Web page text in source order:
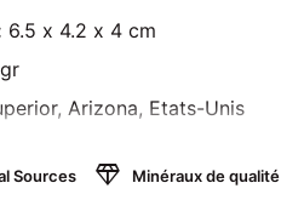
6.5 x 4.2 x 4 cm
Arizona, Etats-Unis
Sources diamond Minéraux de qualité